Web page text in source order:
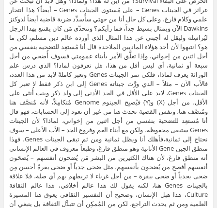
غرائز في الجينات Genes – على مُستوى الجينات Genes – أيضاً؟ هذا انتحار
علمي وكلام فارغ، وعلى كل حال أنا من جهتي سأُسدِّد ضربة قاضية أيضاً لدوكنز
Dawkins الآن وبمثال بسيط جداً، فما رأيكم؟ ونتحدَّى مَن كان يقتنع بهذا الرجل
ليُراسِله وليقل له أجبني عن هذا المثال الذي أورده عالم دين مسلم، لكن ما
هو؟ انتبهوا لأن أحد هؤلاء الماديين الملاحدة قال أنا مُستعِد للتضحية بنفسي من
أجل اثنين من إخواني، وإذا تعلَّق الأمر بأبناء عمومتي فسوف أُضحي من أجل
سبعة أو ثمانية، أي ليس أقل من هذا، هل تعرفون لماذا؟ الذي درس علم
الوراثة يعرف لماذا، فلكي تمر الجينات Genes وتعبر كاملةً لابد من هذا العدد،
فالأب الآن – مثلاً – الذي ورَّث جيناته Genes إلى ابن ذكر فقط لا تعبر كل
الجينات Genes، لابد على الأقل في الحد الأدنى إلى ولد ذكر وبنت أُنثى على
الأقل، من أجل (X) و(Y) فيُصبِح الجينوم Genome مُتكامِلاً، لأنه مُنصَّف هنا
ومُنصَّف هنا، ونفس القضية تحدث هنا من غير أن نعود إلى الحسابات، فهو قال
أنا مُستعِد للتضحية بنفسي من أجل اثنين من إخواني، لماذا؟ لأن الجينات
Genes ستبقى محفوظة، ولكن مع أبناء العم وفروع الجد – الأب الأعلى – سوف
نحتاج إلى ثمانية،فأهلك أنا ويظل ثمانية ومن ثم تبقى الجينات Genes، فهذا
منطق الجين Gene الأنانية وهو منطق فارغ، وطبعاً معروف في العالم الإنساني
أنه منطق فارغ، لأن هناك الكثيرين من البشر مَن يُضحون أنفسهم – يُضحَون
أنفسهم أفصح من يُضحون بأنفسهم، مثل ضحى جدياً أو ضحى بقرةً أحسن مِن
ضحى بجدياً أو ضحى ببقرة – من أجل غرباء لا تربطهم بهم أي صلة، فلا علاقة
بالجينات Genes هنا، لكنه يقول لك هذا عالم أخلاقي، هذا عالم الثقافة
Culture، هذا هبل الإنسان، وصحيح أن التفسير الثقافي يعوق هنا المسيرة
العلمية ومن ثم يحدث التراجع، لكن من المُمكِن أن تتبدَّل الثقافة بل ينبغي أن